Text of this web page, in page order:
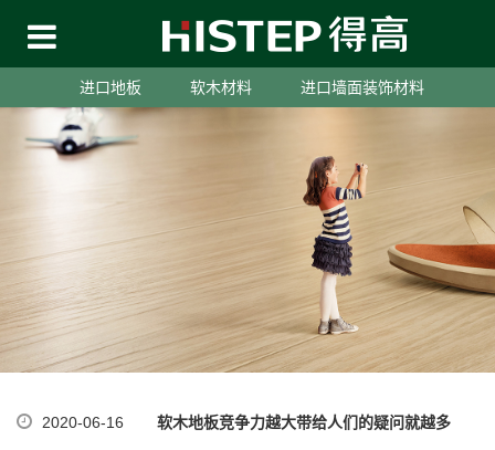
进口地板 软木材料 进口墙面装饰材料
2020-06-16 软木地板竞争力越大带给人们的疑问就越多